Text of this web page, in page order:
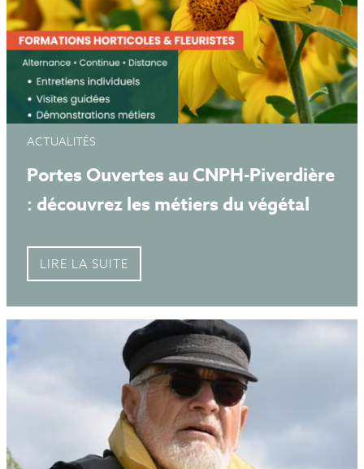
ACTUALITÉS
Portes Ouvertes au CNPH-Piverdière
: découvrez les métiers du végétal
LIRE LA SUITE